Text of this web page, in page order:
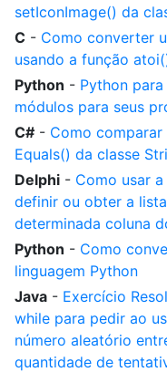
setIconImage() da
C - Como converter
usando a função
Python - Python
módulos para seus
C# - Como
Equals() da classe
Delphi - Como usar
definir ou obter a
determinada coluna
Python - Como
linguagem Python
Java - Exercício
while para pedir ao
número aleatório
quantidade de